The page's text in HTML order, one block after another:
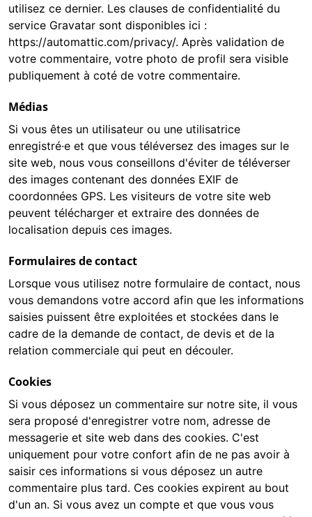
utilisez ce dernier. Les clauses de confidentialité du
service Gravatar sont disponibles ici :
https://automattic.com/privacy/. Après validation de
votre commentaire, votre photo de profil sera visible
publiquement à coté de votre commentaire.
Médias
Si vous êtes un utilisateur ou une utilisatrice
enregistré·e et que vous téléversez des images sur le
site web, nous vous conseillons d'éviter de téléverser
des images contenant des données EXIF de
coordonnées GPS. Les visiteurs de votre site web
peuvent télécharger et extraire des données de
localisation depuis ces images.
Formulaires de contact
Lorsque vous utilisez notre formulaire de contact, nous
vous demandons votre accord afin que les informations
saisies puissent être exploitées et stockées dans le
cadre de la demande de contact, de devis et de la
relation commerciale qui peut en découler.
Cookies
Si vous déposez un commentaire sur notre site, il vous
sera proposé d'enregistrer votre nom, adresse de
messagerie et site web dans des cookies. C'est
uniquement pour votre confort afin de ne pas avoir à
saisir ces informations si vous déposez un autre
commentaire plus tard. Ces cookies expirent au bout
d'un an. Si vous avez un compte et que vous vous